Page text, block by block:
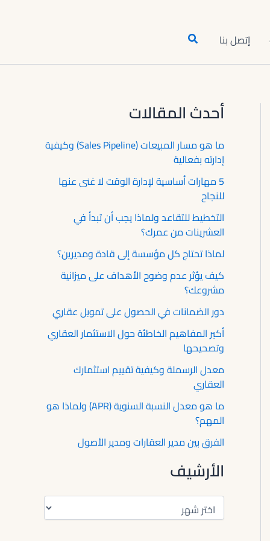
إتصل بنا البحث
أحدث المقالات
ما هو مسار المبيعات (Sales Pipeline) وكيفية
إدارته بفعالية
5 مهارات أساسية لإدارة الوقت لا غنى عنها
للنجاح
التخطيط للتقاعد ولماذا يجب أن تبدأ في
العشرينات من عمرك؟
لماذا تحتاج كل مؤسسة إلى قادة ومديرين؟
كيف يؤثر عدم وضوح الأهداف على ميزانية
مشروعك؟
دور الضمانات في الحصول على تمويل عقاري
أكبر المفاهيم الخاطئة حول الاستثمار العقاري
وتصحيحها
معدل الرسملة وكيفية تقييم استثمارك
العقاري
ما هو معدل النسبة السنوية (APR) ولماذا هو
المهم؟
الفرق بين مدير العقارات ومدير الأصول
الأرشيف
ا
أ